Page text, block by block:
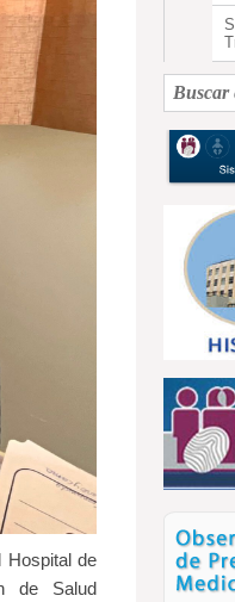
Hospital de
de Salud